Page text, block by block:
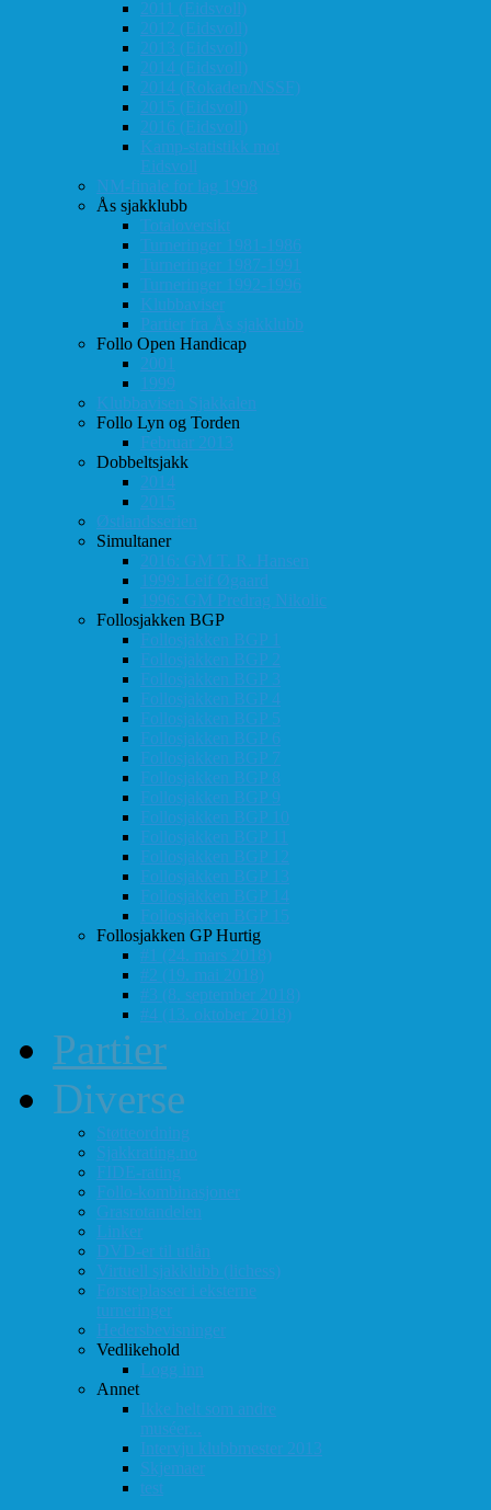
2011 (Eidsvoll)
2012 (Eidsvoll)
2013 (Eidsvoll)
2014 (Eidsvoll)
2014 (Rokaden/NSSF)
2015 (Eidsvoll)
2016 (Eidsvoll)
Kamp-statistikk mot
Eidsvoll
NM-finale for lag 1998
Ås sjakklubb
Totaloversikt
Turneringer 1981-1986
Turneringer 1987-1991
Turneringer 1992-1996
Klubbaviser
Partier fra Ås sjakklubb
Follo Open Handicap
2001
1999
Klubbavisen Sjakkalen
Follo Lyn og Torden
Februar 2013
Dobbeltsjakk
2014
2015
Østlandsserien
Simultaner
2016: GM T. R. Hansen
1999: Leif Øgaard
1996: GM Predrag Nikolic
Follosjakken BGP
Follosjakken BGP 1
Follosjakken BGP 2
Follosjakken BGP 3
Follosjakken BGP 4
Follosjakken BGP 5
Follosjakken BGP 6
Follosjakken BGP 7
Follosjakken BGP 8
Follosjakken BGP 9
Follosjakken BGP 10
Follosjakken BGP 11
Follosjakken BGP 12
Follosjakken BGP 13
Follosjakken BGP 14
Follosjakken BGP 15
Follosjakken GP Hurtig
#1 (24. mars 2018)
#2 (19. mai 2018)
#3 (8. september 2018)
#4 (13. oktober 2018)
Partier
Diverse
Støtteordning
Sjakkrating.no
FIDE-rating
Follo-kombinasjoner
Grasrotandelen
Linker
DVD-er til utlån
Virtuell sjakklubb (lichess)
Førsteplasser i eksterne
turneringer
Hedersbevisninger
Vedlikehold
Logg inn
Annet
Ikke helt som andre
muséer...
Intervju klubbmester 2013
Skjemaer
test